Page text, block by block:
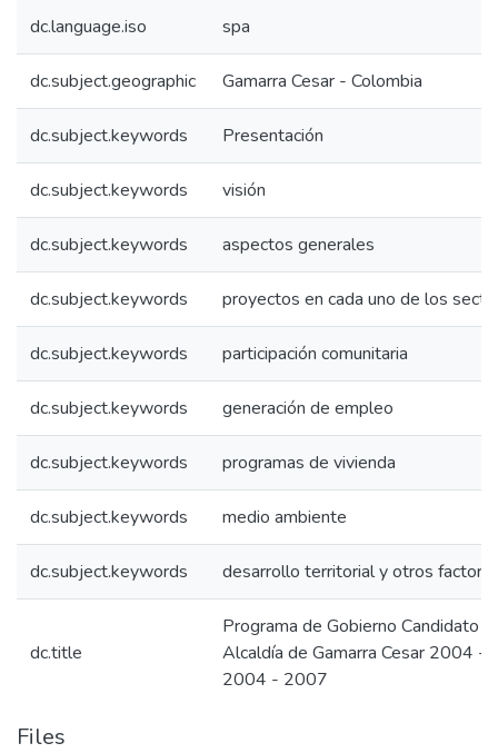
dc.language.iso spa
dc.subject.geographic Gamarra Cesar - Colombia
dc.subject.keywords Presentación
dc.subject.keywords visión
dc.subject.keywords aspectos generales
dc.subject.keywords proyectos en cada uno de los
dc.subject.keywords participación comunitaria
dc.subject.keywords generación de empleo
dc.subject.keywords programas de vivienda
dc.subject.keywords medio ambiente
dc.subject.keywords desarrollo territorial y otros
dc.title
Programa de Gobierno Candidato
Alcaldía de Gamarra Cesar 2004 -
2004 - 2007
Files